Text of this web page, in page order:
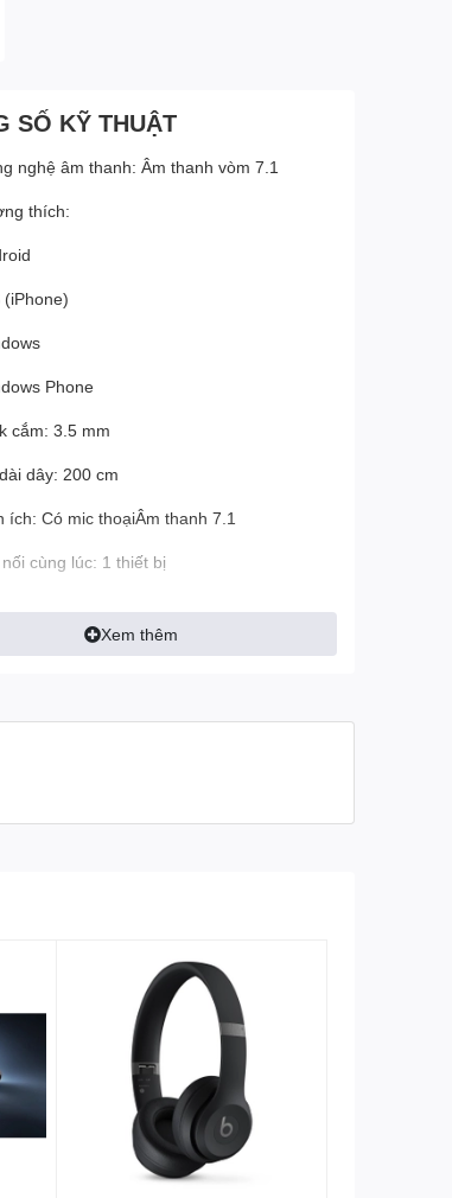
SỐ KỸ THUẬT
nghệ âm thanh: Âm thanh vòm 7.1
thích:
(iPhone)
Phone
cắm: 3.5 mm
dây: 200 cm
ích: Có mic thoạiÂm thanh 7.1
cùng lúc: 1 thiết bị
điều khiển: Mic thoạiTăng/giảm âm lượng
Xem thêm